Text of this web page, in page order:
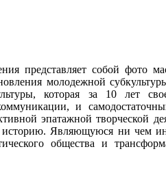
представляет собой фото
молодежной
которая за 10 лет
и
эпатажной творческой
Являющуюся ни чем
общества и